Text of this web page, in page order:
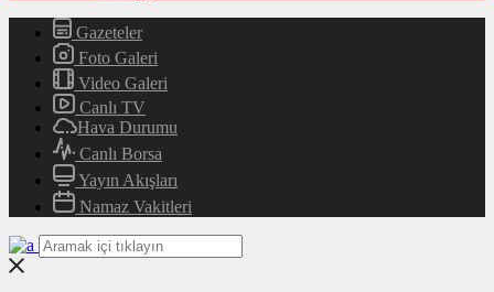
Gazeteler
Foto Galeri
Video Galeri
Canlı TV
Hava Durumu
Canlı Borsa
Yayın Akışları
Namaz Vakitleri